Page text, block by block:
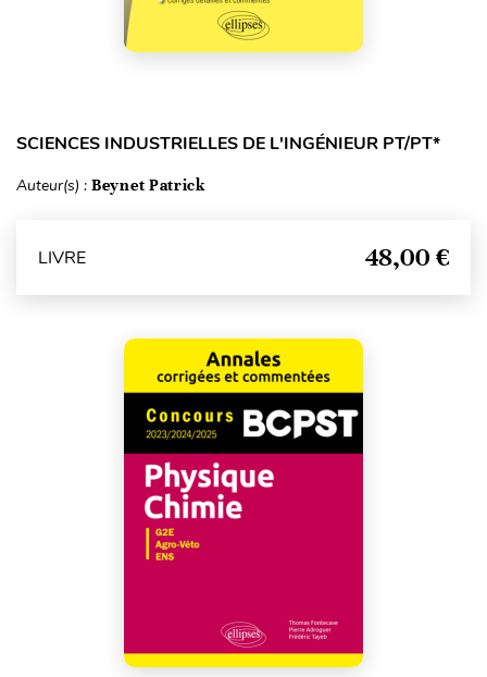
SCIENCES INDUSTRIELLES DE L'INGÉNIEUR PT/PT*
Auteur(s) : Beynet Patrick
LIVRE 48,00 €